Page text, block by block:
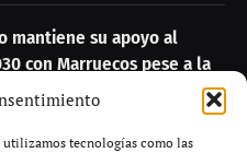
utilizamos tecnologías como las
mantiene su apoyo al
con Marruecos pese a la
en Ceuta